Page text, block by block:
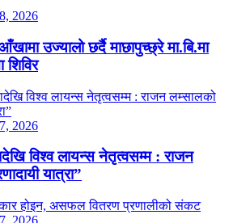
2026
उज्यालो छर्दै माछापुच्छ्रे मा.बि.मा
2026
विश्व लायन्स नेतृत्वसम्म : राजन
यात्रा”
2026